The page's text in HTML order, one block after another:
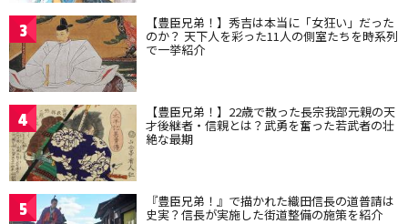
3 【豊臣兄弟！】秀吉は本当に「女狂い」だった
のか？ 天下人を彩った11人の側室たちを時系列
で一挙紹介
4 【豊臣兄弟！】22歳で散った長宗我部元親の天
才後継者・信親とは？武勇を奮った若武者の壮
絶な最期
5 『豊臣兄弟！』で描かれた織田信長の道普請は
史実？信長が実施した街道整備の施策を紹介